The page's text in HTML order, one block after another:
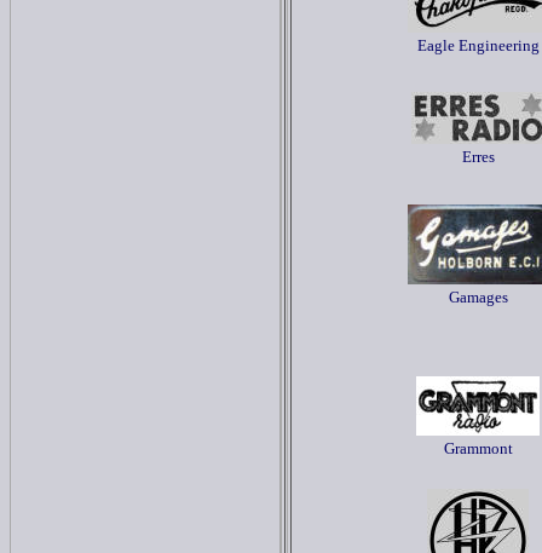
Eagle Engineering
Erres
Gamages
Grammont